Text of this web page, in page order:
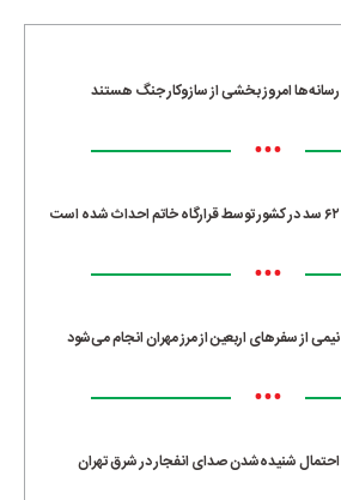
رسانه‌ها امروز بخشی از سازوکار جنگ هستند
•••
۶۲ سد در کشور توسط قرارگاه خاتم احداث شده است
•••
نیمی از سفرهای اربعین از مرز مهران انجام می‌شود
•••
احتمال شنیده‌شدن صدای انفجار در شرق تهران